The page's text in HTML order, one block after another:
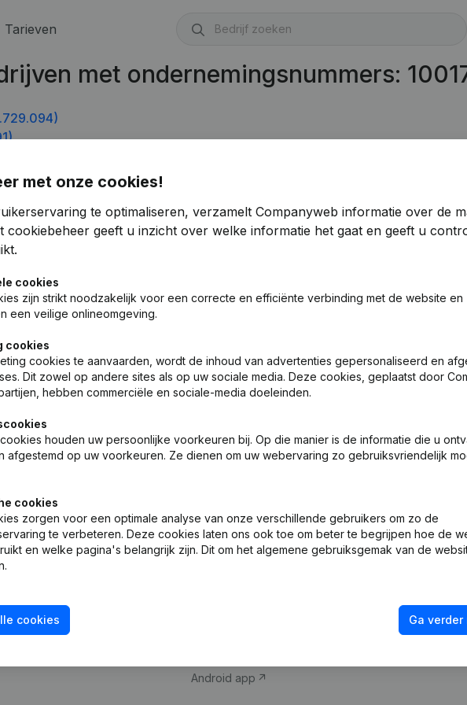
Tarieven
met ondernemingsnummers:
1001.729.688)
met onze cookies!
te optimaliseren, verzamelt Companyweb informatie over de
cookiebeheer geeft u inzicht over welke informatie het gaat en geeft u
cookies
zijn strikt noodzakelijk voor een correcte en efficiënte verbinding met de website en
een veilige onlineomgeving.
cookies
cookies te aanvaarden, wordt de inhoud van advertenties gepersonaliseerd en
Dit zowel op andere sites als op uw sociale media. Deze cookies, geplaatst door
hebben commerciële en sociale-media doeleinden.
houden uw persoonlijke voorkeuren bij. Op die manier is de informatie die u
afgestemd op uw voorkeuren. Ze dienen om uw webervaring zo gebruiksvriendelijk
cookies
zorgen voor een optimale analyse van onze verschillende gebruikers om zo de
te verbeteren. Deze cookies laten ons ook toe om beter te begrijpen hoe de
en welke pagina's belangrijk zijn. Dit om het algemene gebruiksgemak van de
cookies Ga
Bedrijfsinformatie
Android app
Compliance &